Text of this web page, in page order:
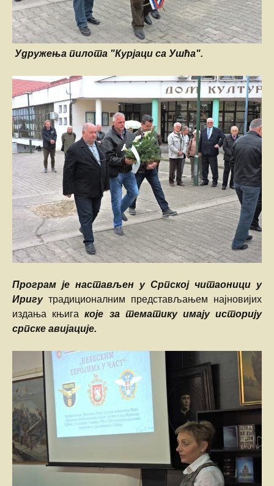
Удружења пилота "Курјаци са Ушћа".
Програм је настављен у Српској читаоници у
Иригутрадиционалним представљањем најновијих
издања књигакојe за тематику имају историју
српске авијације.